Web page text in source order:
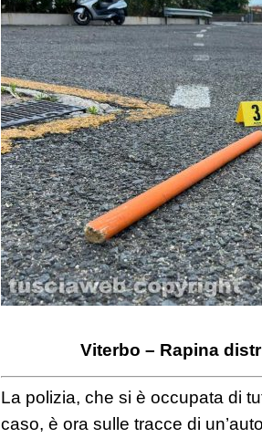
Viterbo – Rapina
La polizia, che si è occupata di
caso, è ora sulle tracce di